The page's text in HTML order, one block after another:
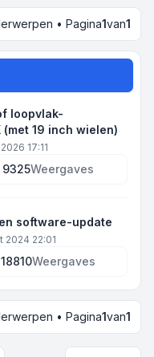
• Pagina1van1
loopvlak-
19 inch wielen)
17:11
9325Weergaves
software-update
2024 22:01
18810Weergaves
• Pagina1van1